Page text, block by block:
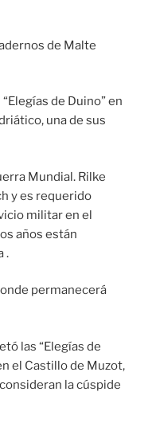
de Malte
de Duino” en
una de sus
Mundial. Rilke
y es requerido
militar en el
años están
.
permanecerá
las “Elegías de
el Castillo de Muzot,
la cúspide